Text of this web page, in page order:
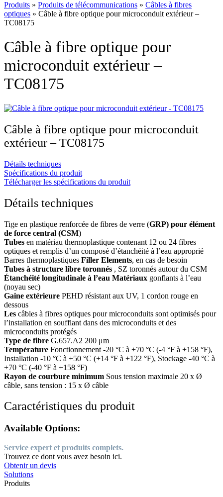
Produits » Produits de télécommunications » Câbles à fibres
optiques » Câble à fibre optique pour microconduit extérieur –
TC08175
Câble à fibre optique pour
microconduit extérieur –
TC08175
Câble à fibre optique pour microconduit
extérieur – TC08175
Détails techniques
Spécifications du produit
Télécharger les spécifications du produit
Détails techniques
Tige en plastique renforcée de fibres de verre (GRP) pour élément
de force central (CSM)
Tubes en matériau thermoplastique contenant 12 ou 24 fibres
optiques et remplis d’un composé d’étanchéité à l’eau approprié
Barres thermoplastiques Filler Elements, en cas de besoin
Tubes à structure libre toronnés , SZ toronnés autour du CSM
Étanchéité longitudinale à l’eau Matériaux gonflants à l’eau
(noyau sec)
Gaine extérieure PEHD résistant aux UV, 1 cordon rouge en
dessous
Les câbles à fibres optiques pour microconduits sont optimisés pour
l’installation en soufflant dans des microconduits et des
microconduits protégés
Type de fibre G.657.A2 200 μm
Température Fonctionnement -20 °C à +70 °C (-4 °F à +158 °F),
Installation -10 °C à +50 °C (+14 °F à +122 °F), Stockage -40 °C à
+70 °C (-40 °F à +158 °F)
Rayon de courbure minimum Sous tension maximale 20 x Ø
câble, sans tension : 15 x Ø câble
Caractéristiques du produit
Available Options:
Service expert et produits complets.
Trouvez ce dont vous avez besoin ici.
Obtenir un devis
Solutions
Produits